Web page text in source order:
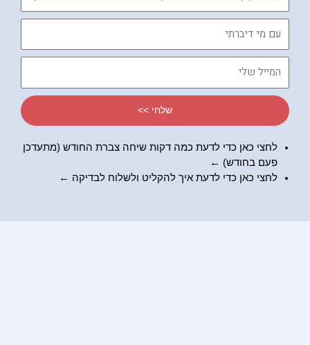
שלחי >>
לחצי כאן כדי לדעת כמה דקות שיחה צברת החודש (מתעדכן
פעם בחודש) ←
לחצי כאן כדי לדעת איך להקליט ולשלוח לבדיקה ←